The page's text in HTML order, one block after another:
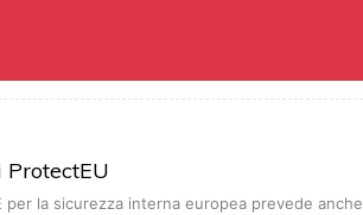
per la sicurezza interna europea prevede anche